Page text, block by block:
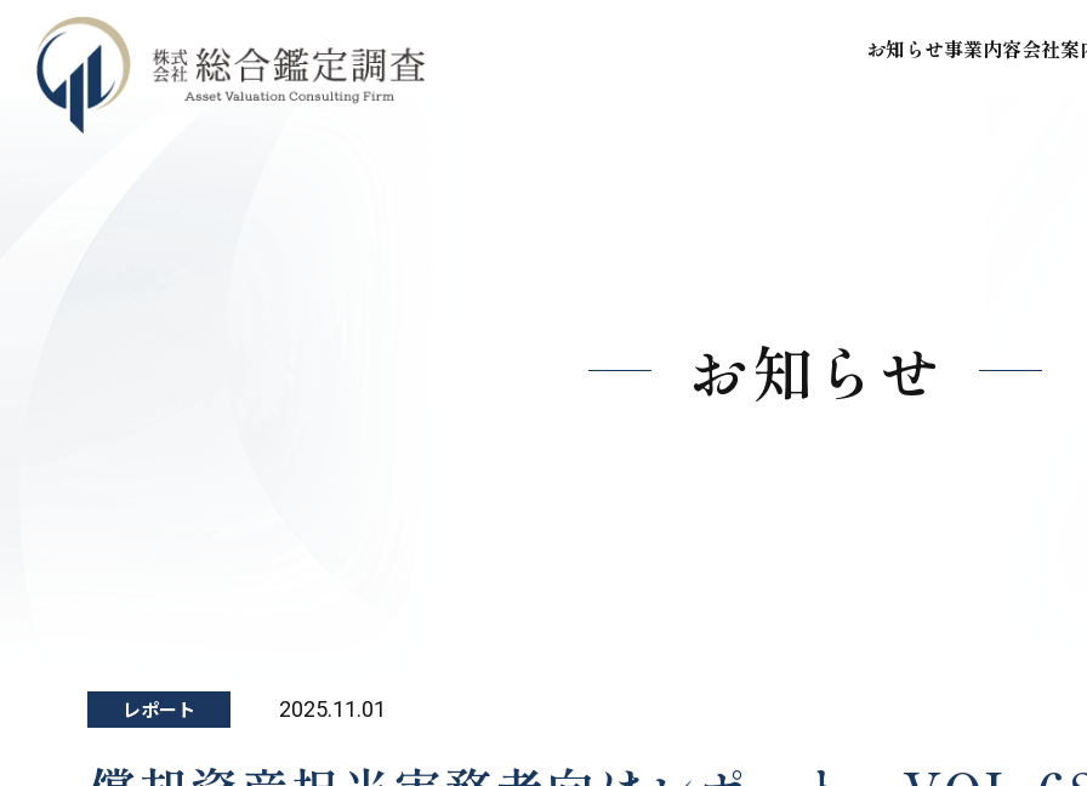
お知らせ事業内容会社案
お知らせ
レポート 2025.11.01